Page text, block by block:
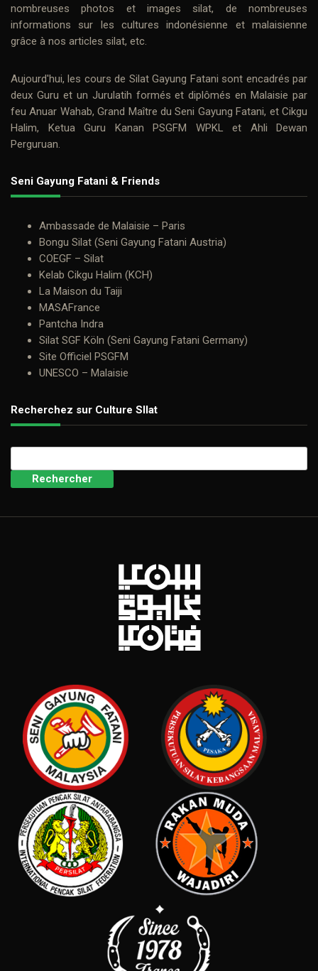
nombreuses photos et images silat, de nombreuses
informations sur les cultures indonésienne et malaisienne
grâce à nos articles silat, etc.
Aujourd'hui, les cours de Silat Gayung Fatani sont encadrés par
deux Guru et un Jurulatih formés et diplômés en Malaisie par
feuAnuar Wahab, Grand Maître du Seni Gayung Fatani, etCikgu
Halim, Ketua Guru Kanan PSGFM WPKL et Ahli Dewan
Perguruan.
Seni Gayung Fatani & Friends
Ambassade de Malaisie – Paris
Bongu Silat (Seni Gayung Fatani Austria)
COEGF – Silat
Kelab Cikgu Halim (KCH)
La Maison du Taiji
MASAFrance
Pantcha Indra
Silat SGF Köln (Seni Gayung Fatani Germany)
Site Officiel PSGFM
UNESCO – Malaisie
Recherchez sur Culture SIlat